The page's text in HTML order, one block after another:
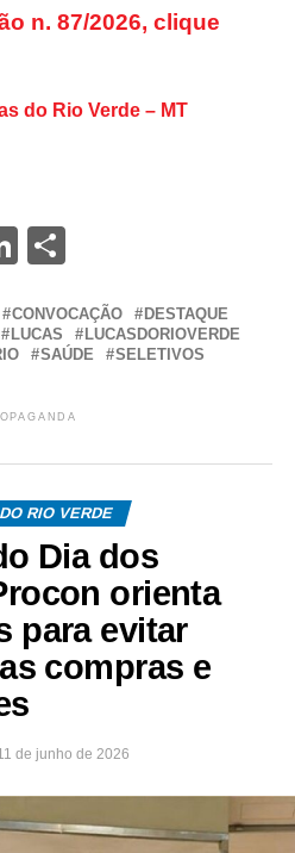
n. 87/2026, clique
do Rio Verde – MT
LinkedIn
CONVOCAÇÃO
DESTAQUE
LUCAS
LUCASDORIOVERDE
SAÚDE
SELETIVOS
RIO VERDE
Dia dos
orienta
para evitar
compras e
de junho de 2026